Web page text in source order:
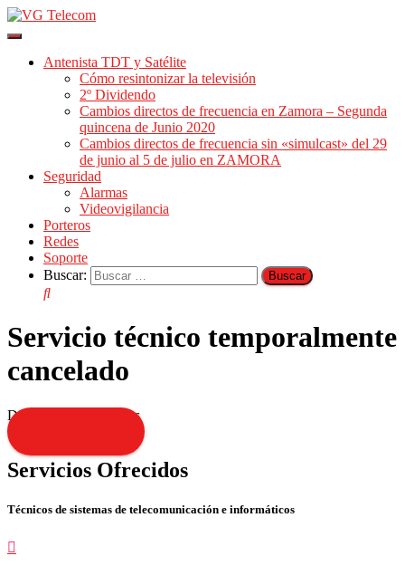
Cambiar
navegación
Antenista TDT y Satélite
Cómo resintonizar la televisión
2º Dividendo
Cambios directos de frecuencia en Zamora – Segunda
quincena de Junio 2020
Cambios directos de frecuencia sin «simulcast» del 29
de junio al 5 de julio en ZAMORA
Seguridad
Alarmas
Videovigilancia
Porteros
Redes
Soporte
Buscar:
Servicio técnico temporalmente
cancelado
Disculpen las molestias
Servicios Ofrecidos
Técnicos de sistemas de telecomunicación e informáticos